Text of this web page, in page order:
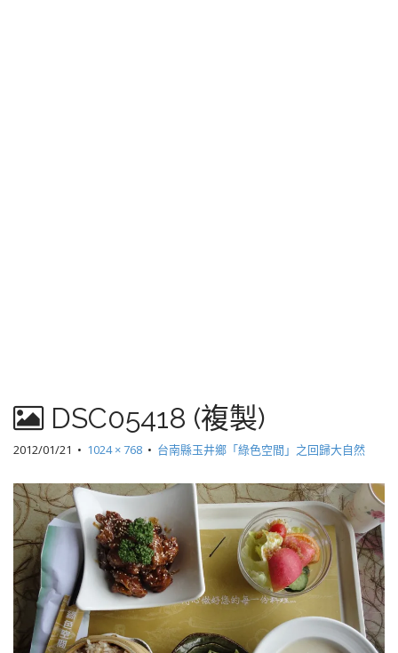
DSC05418 (複製)
2012/01/21 • 1024 × 768 • 台南縣玉井鄉「綠色空間」之回歸大自然